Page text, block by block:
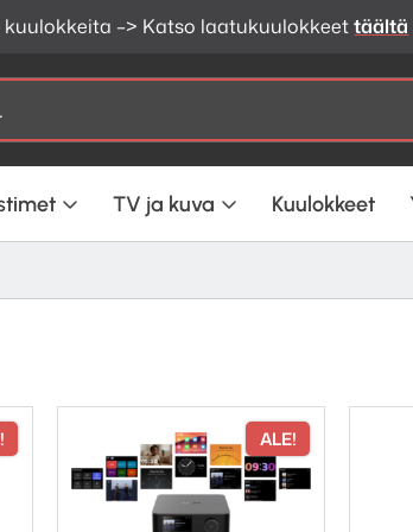
kuulokkeita –> Katso laatukuulokkeettäältä
TV ja kuva Kuulokkeet
ALE!